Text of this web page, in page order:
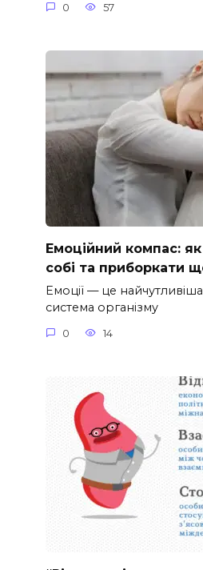
0 57
Емоційний компас: як
собі та приборкати
Емоції — це найчутливіша
система організму
0 14